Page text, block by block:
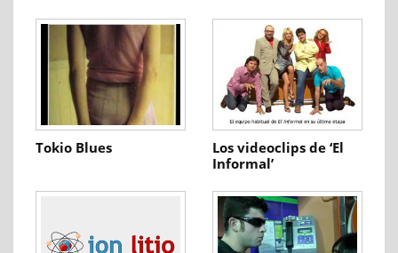
Tokio Blues
Los videoclips de ‘El
Informal’